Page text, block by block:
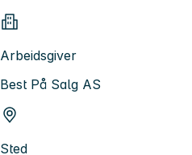
Arbeidsgiver
Best På Salg AS
Sted